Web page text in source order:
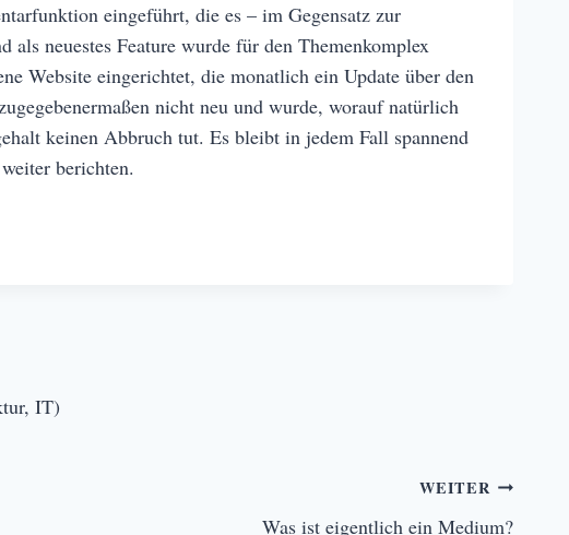
eingeführt, die es – im Gegensatz zur
neuestes Feature wurde für den Themenkomplex
Website eingerichtet, die monatlich ein Update über den
nicht neu und wurde, worauf natürlich
keinen Abbruch tut. Es bleibt in jedem Fall spannend
berichten.
IT)
WEITER
Was ist eigentlich ein Medium?